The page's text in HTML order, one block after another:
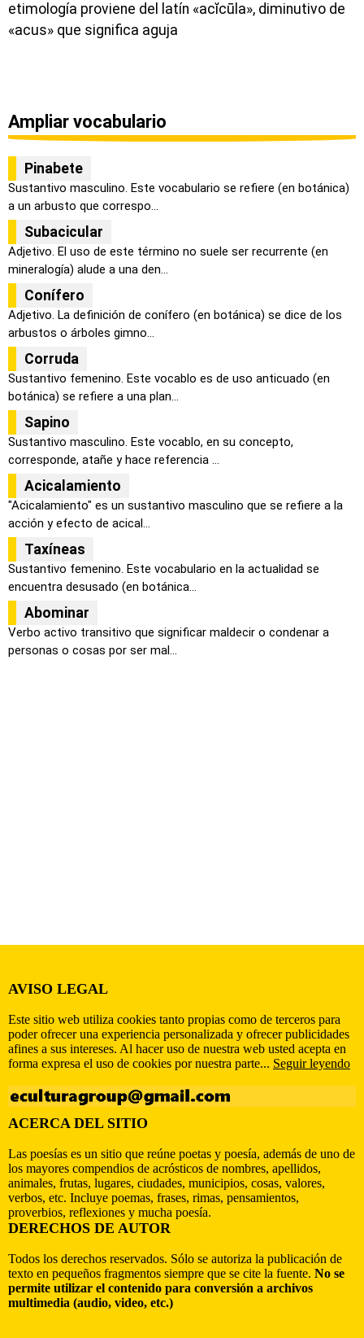
etimología proviene del latín «acĭcūla», diminutivo de
«acus» que significa aguja
Ampliar vocabulario
Pinabete
Sustantivo masculino. Este vocabulario se refiere (en botánica)
a un arbusto que correspo...
Subacicular
Adjetivo. El uso de este término no suele ser recurrente (en
mineralogía) alude a una den...
Conífero
Adjetivo. La definición de conífero (en botánica) se dice de los
arbustos o árboles gimno...
Corruda
Sustantivo femenino. Este vocablo es de uso anticuado (en
botánica) se refiere a una plan...
Sapino
Sustantivo masculino. Este vocablo, en su concepto,
corresponde, atañe y hace referencia ...
Acicalamiento
"Acicalamiento" es un sustantivo masculino que se refiere a la
acción y efecto de acical...
Taxíneas
Sustantivo femenino. Este vocabulario en la actualidad se
encuentra desusado (en botánica...
Abominar
Verbo activo transitivo que significar maldecir o condenar a
personas o cosas por ser mal...
AVISO LEGAL
Este sitio web utiliza cookies tanto propias como de terceros para
poder ofrecer una experiencia personalizada y ofrecer publicidades
afines a sus intereses. Al hacer uso de nuestra web usted acepta en
forma expresa el uso de cookies por nuestra parte... Seguir leyendo
ACERCA DEL SITIO
Las poesías es un sitio que reúne poetas y poesía, además de uno de
los mayores compendios de acrósticos de nombres, apellidos,
animales, frutas, lugares, ciudades, municipios, cosas, valores,
verbos, etc. Incluye poemas, frases, rimas, pensamientos,
proverbios, reflexiones y mucha poesía.
DERECHOS DE AUTOR
Todos los derechos reservados. Sólo se autoriza la publicación de
texto en pequeños fragmentos siempre que se cite la fuente. No se
permite utilizar el contenido para conversión a archivos
multimedia (audio, video, etc.)